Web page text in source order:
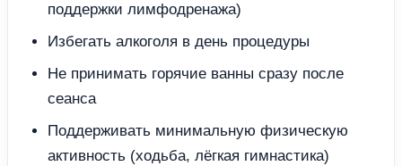
поддержки лимфодренажа)
Избегать алкоголя в день процедуры
Не принимать горячие ванны сразу после
сеанса
Поддерживать минимальную физическую
активность (ходьба, лёгкая гимнастика)